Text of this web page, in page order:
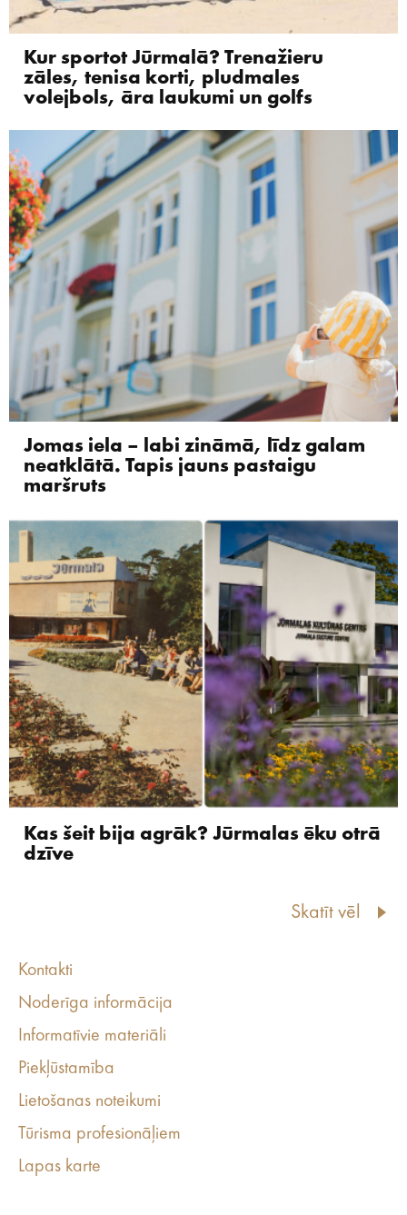
Kur sportot Jūrmalā? Trenažieru
zāles, tenisa korti, pludmales
volejbols, āra laukumi un golfs
Jomas iela – labi zināmā, līdz galam
neatklātā. Tapis jauns pastaigu
maršruts
Kas šeit bija agrāk? Jūrmalas ēku otrā
dzīve
Skatīt vēl
Kontakti
Noderīga informācija
Informatīvie materiāli
Piekļūstamība
Lietošanas noteikumi
Tūrisma profesionāļiem
Lapas karte